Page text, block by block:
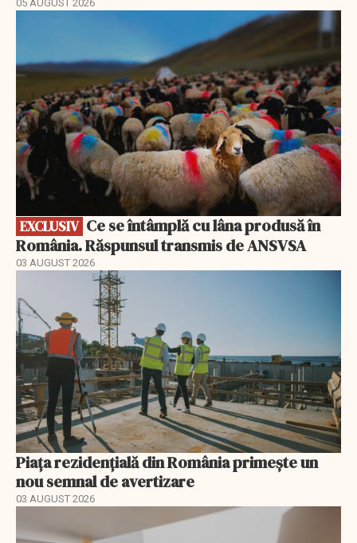
05 AUGUST 2026
EXCLUSIV
România. Răspunsul transmis de ANSVSA
03 AUGUST 2026
Piața rezidențială din România primește un
nou semnal de avertizare
03 AUGUST 2026